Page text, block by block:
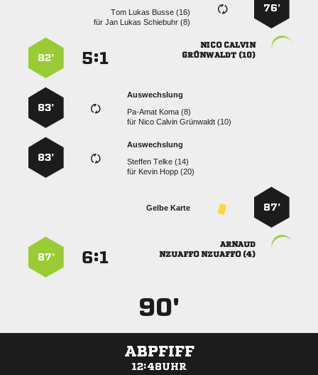
76’
   
für   
 
 
:
82’
Auswechslung
  
für    
83’
Auswechslung
  
für   
83’
87’
Gelbe Karte

  
:
87’
90'
ABPFIFF
12:48UHR